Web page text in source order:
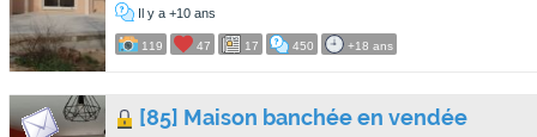
Il y a +10 ans
119 47 17 450 +18 ans
[85] Maison banchée en vendée